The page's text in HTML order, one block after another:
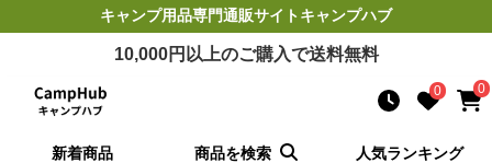
キャンプ用品専門通販サイトキャンプハブ
10,000円以上のご購入で送料無料
0 0
新着商品 商品を検索 人気ランキング